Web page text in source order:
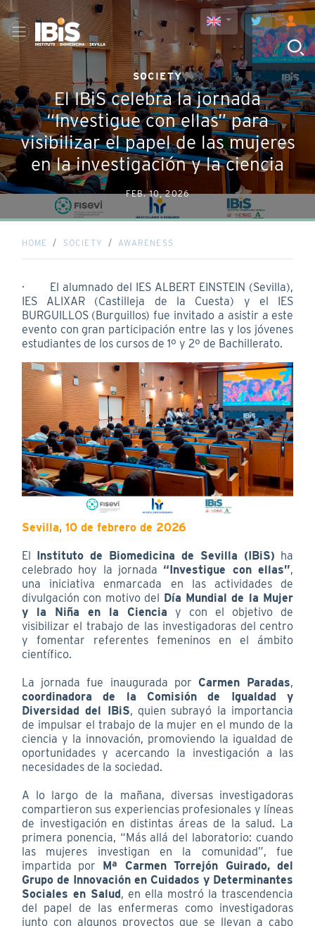
SOCIETY
El IBiS celebra la jornada
“Investigue con ellas” para
visibilizar el papel de las mujeres
en la investigación y la ciencia
FEB. 10, 2026
HOME SOCIETY AWARENESS
· El alumnado del IES ALBERT EINSTEIN (Sevilla),
IES ALIXAR (Castilleja de la Cuesta) y el IES
BURGUILLOS (Burguillos) fue invitado a asistir a este
evento con gran participación entre las y los jóvenes
estudiantes de los cursos de 1º y 2º de Bachillerato.
Sevilla, 10 de febrero de 2026
El Instituto de Biomedicina de Sevilla (IBiS) ha
celebrado hoy la jornada“Investigue con ellas”,
una iniciativa enmarcada en las actividades de
divulgación con motivo del Día Mundial de la Mujer
y la Niña en la Ciencia y con el objetivo de
visibilizar el trabajo de las investigadoras del centro
y fomentar referentes femeninos en el ámbito
científico.
La jornada fue inaugurada porCarmen Paradas,
coordinadora de la Comisión de Igualdad y
Diversidad del IBiS, quien subrayó la importancia
de impulsar el trabajo de la mujer en el mundo de la
ciencia y la innovación, promoviendo la igualdad de
oportunidades y acercando la investigación a las
necesidades de la sociedad.
A lo largo de la mañana, diversas investigadoras
compartieron sus experiencias profesionales y líneas
de investigación en distintas áreas de la salud. La
primera ponencia, “Más allá del laboratorio: cuando
las mujeres investigan en la comunidad”, fue
impartida por Mª Carmen Torrejón Guirado, del
Grupo de Innovación en Cuidados y Determinantes
Sociales en Salud, en ella mostró la trascendencia
del papel de las enfermeras como investigadoras
junto con algunos proyectos que se llevan a cabo